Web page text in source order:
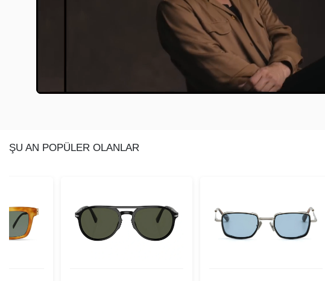
ŞU AN POPÜLER OLANLAR